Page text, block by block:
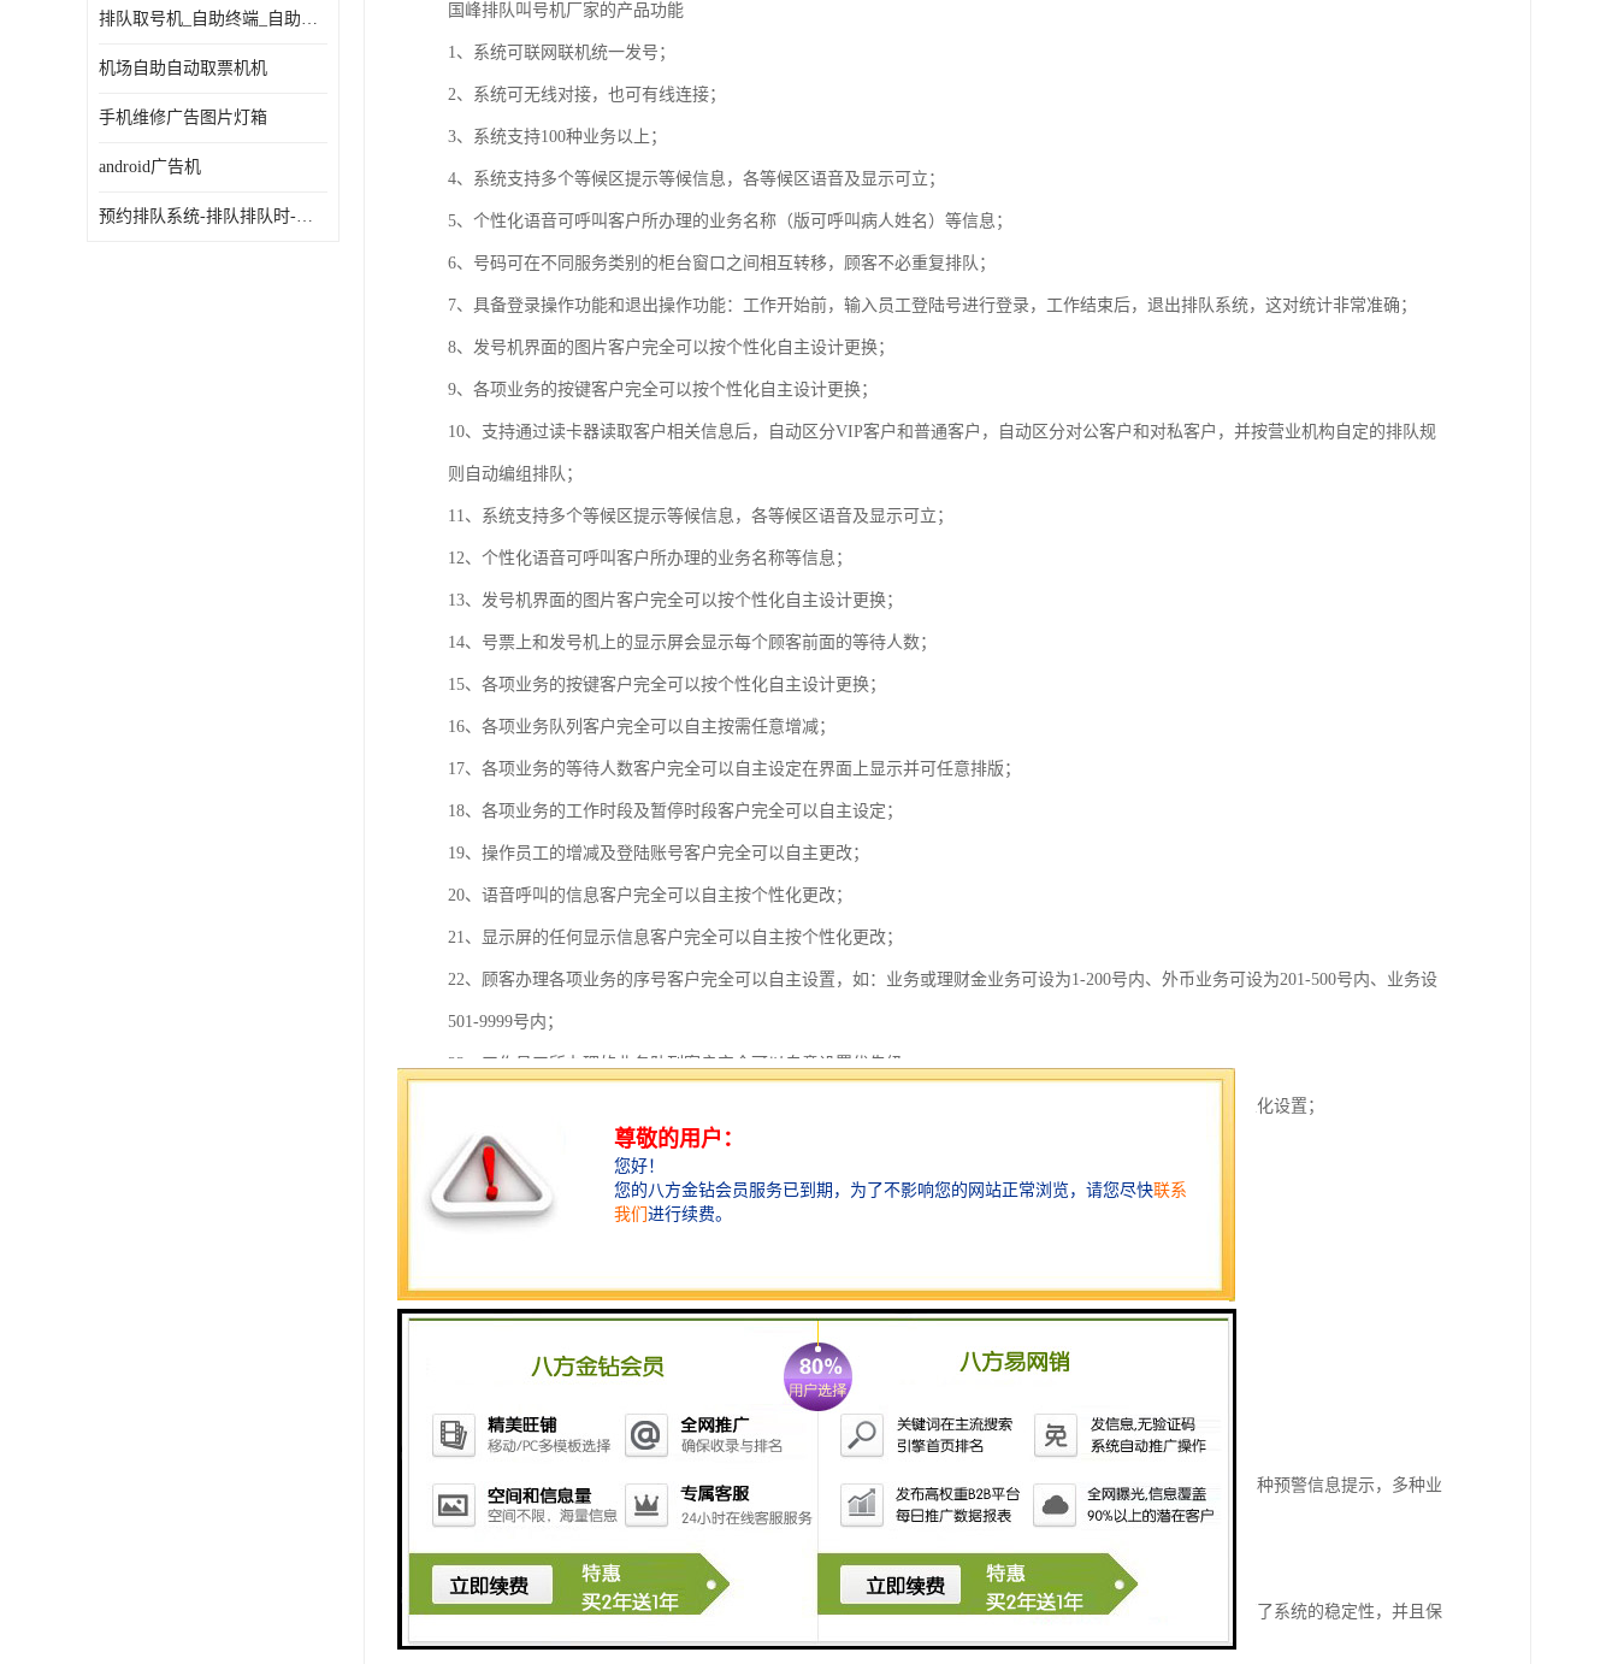
排队取号机_自助终端_自助签到一体机 支持定做
机场自助自动取票机机
手机维修广告图片灯箱
android广告机
预约排队系统-排队排队时-排动排号系统和排队的使用方法
国峰排队叫号机厂家的产品功能
1、系统可联网联机统一发号；
2、系统可无线对接，也可有线连接；
3、系统支持100种业务以上；
4、系统支持多个等候区提示等候信息，各等候区语音及显示可立；
5、个性化语音可呼叫客户所办理的业务名称（版可呼叫病人姓名）等信息；
6、号码可在不同服务类别的柜台窗口之间相互转移，顾客不必重复排队；
7、具备登录操作功能和退出操作功能：工作开始前，输入员工登陆号进行登录，工作结束后，退出排队系统，这对统计非常准确；
8、发号机界面的图片客户完全可以按个性化自主设计更换；
9、各项业务的按键客户完全可以按个性化自主设计更换；
10、支持通过读卡器读取客户相关信息后，自动区分VIP客户和普通客户，自动区分对公客户和对私客户，并按营业机构自定的排队规
则自动编组排队；
11、系统支持多个等候区提示等候信息，各等候区语音及显示可立；
12、个性化语音可呼叫客户所办理的业务名称等信息；
13、发号机界面的图片客户完全可以按个性化自主设计更换；
14、号票上和发号机上的显示屏会显示每个顾客前面的等待人数；
15、各项业务的按键客户完全可以按个性化自主设计更换；
16、各项业务队列客户完全可以自主按需任意增减；
17、各项业务的等待人数客户完全可以自主设定在界面上显示并可任意排版；
18、各项业务的工作时段及暂停时段客户完全可以自主设定；
19、操作员工的增减及登陆账号客户完全可以自主更改；
20、语音呼叫的信息客户完全可以自主按个性化更改；
21、显示屏的任何显示信息客户完全可以自主按个性化更改；
22、顾客办理各项业务的序号客户完全可以自主设置，如：业务或理财金业务可设为1-200号内、外币业务可设为201-500号内、业务设
501-9999号内；
23、工作员工所办理的业务队列客户完全可以自意设置优先级；
24、号票上的文字内容、图案、业务名称、时间格式、更改字体及大小、纸张长短等客户完全可以自主按个性化设置；
25、系统支持播放背景音乐，音乐曲目完全由客户自主选择；
26、系统支持在值班经理处增设软件，处理各种状况；
29、系统设有扩展功能，当需要有关统计和管理数据时，可热键激活管理软件并打印；
30、系统可根据需要配置客户评价器及排队信息（短信）提示功能
1、系统设计灵活，适应性强
有线无线多种安装方式，多主机、多区域、可联网、联机，统一发号。多种呼叫方式，多种排队信息提示，多种预警信息提示，多种业
务办理模式，后台配置方式灵活，统计形式多样。
2、系统模块化设计
系统设计按照功能划分成不同的模块，模块与模块之间只需少的连接，便于安装、调试、维修、维护，大提高了系统的稳定性，并且保
证了良好的通用性、互换性和扩展性。